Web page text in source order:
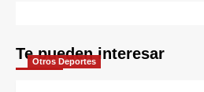
Te pueden interesar
Otros Deportes